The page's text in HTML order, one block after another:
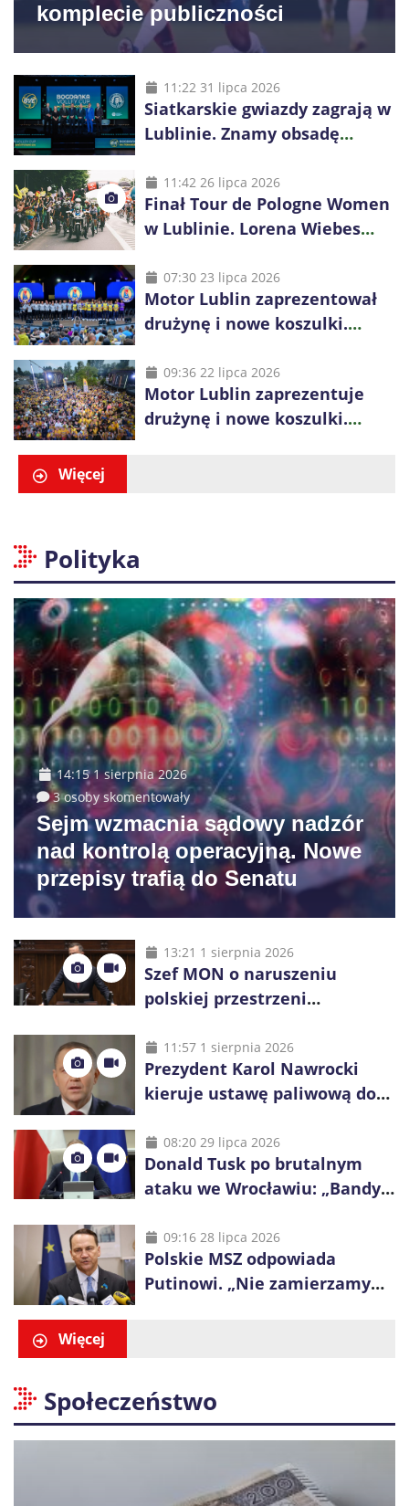
komplecie publiczności
11:22 31 lipca 2026
Siatkarskie gwiazdy zagrają w
Lublinie. Znamy obsadę
11:42 26 lipca 2026
Finał Tour de Pologne Women
w Lublinie. Lorena Wiebes
07:30 23 lipca 2026
Motor Lublin zaprezentował
drużynę i nowe koszulki.
zespół w sezonie 2026/27
09:36 22 lipca 2026
Motor Lublin zaprezentuje
drużynę i nowe koszulki.
Więcej
Polityka
14:15 1 sierpnia 2026
3 osoby skomentowały
Sejm wzmacnia sądowy nadzór
nad kontrolą operacyjną. Nowe
przepisy trafią do Senatu
13:21 1 sierpnia 2026
Szef MON o naruszeniu
polskiej przestrzeni
zostałaby zestrzelona”
11:57 1 sierpnia 2026
Prezydent Karol Nawrocki
kieruje ustawę paliwową do
Ostrzega przed podwyżkami
08:20 29 lipca 2026
Donald Tusk po brutalnym
ataku we Wrocławiu: „Bandyci
polskich ulicach”
09:16 28 lipca 2026
Polskie MSZ odpowiada
Putinowi. „Nie zamierzamy
Więcej
Społeczeństwo